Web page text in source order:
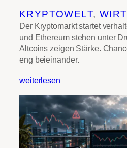
KRYPTOWELT,
Der Kryptomarkt startet
und Ethereum stehen unter
Altcoins zeigen Stärke.
eng beieinander.
weiterlesen